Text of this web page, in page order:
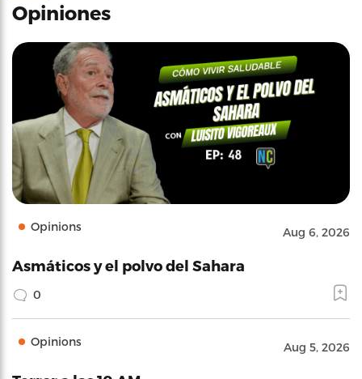
Opiniones
Opinions Aug 6, 2026
Asmáticos y el polvo del Sahara
0
Opinions Aug 5, 2026